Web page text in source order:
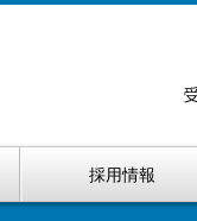
採用情報